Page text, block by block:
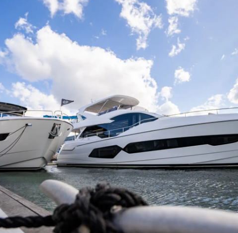
Yasal Haklar Şi̇rket